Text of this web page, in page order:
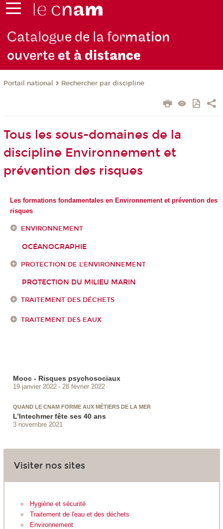
Catalogue de la formation
ouverteet à distance
Portail national Rechercher par discipline
Tous les sous-domaines de la
discipline Environnement et
prévention des risques
Les formations fondamentales en Environnement et prévention des
risques
ENVIRONNEMENT
OCÉANOGRAPHIE
PROTECTION DE L'ENVIRONNEMENT
PROTECTION DU MILIEU MARIN
TRAITEMENT DES DÉCHETS
TRAITEMENT DES EAUX
Mooc - Risques psychosociaux
19 janvier 2022 28 février 2022
QUAND LE CNAM FORME AUX MÉTIERS DE LA MER
L’Intechmer fête ses 40 ans
3 novembre 2021
Visiter nos sites
Hygiène et sécurité
Traitement de l'eau et des déchets
Environnement